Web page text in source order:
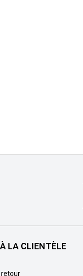
LA CLIENTÈLE
retour